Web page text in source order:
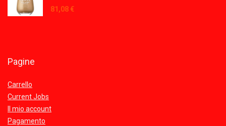
81,08 €
Pagine
Carrello
Current Jobs
Il mio account
Pagamento